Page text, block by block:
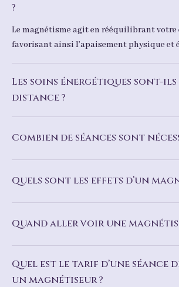
?
Le magnétisme agit en rééquilibrant votre
favorisant ainsi l’apaisement physique et
Les soins énergétiques sont-
distance ?
Combien de séances sont
Quels sont les effets d’un
Quand aller voir une
Quel est le tarif d’une séance
un magnétiseur ?